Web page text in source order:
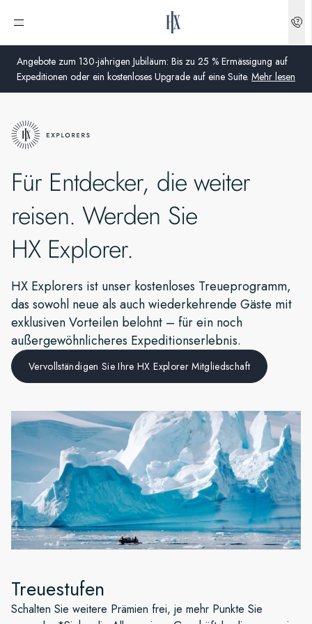
Angebote zum 130-jährigen Jubiläum: Bis zu 25 % Ermässigung auf
Expeditionen oder ein kostenloses Upgrade auf eine Suite. Mehr lesen
Menü öffnen
Schweiz
Vereinigtes Königreich (England, Schottland, Wales und
Deutschland
Schweiz
Frankreich
Schweden
Norwegen
Für Entdecker, die weiter
reisen. Werden Sie
HX Explorer.
HX Explorers ist unser kostenloses Treueprogramm,
das sowohl neue als auch wiederkehrende Gäste mit
exklusiven Vorteilen belohnt – für ein noch
außergewöhnlicheres Expeditionserlebnis.
Vervollständigen Sie Ihre HX Explorer Mitgliedschaft
Treuestufen
Schalten Sie weitere Prämien frei, je mehr Punkte Sie